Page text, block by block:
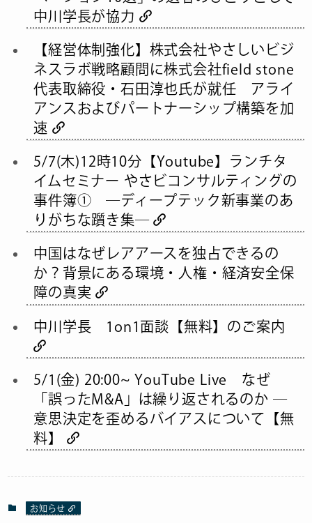
中川学長が協力
【経営体制強化】株式会社やさしいビジ
ネスラボ戦略顧問に株式会社field stone
代表取締役・石田淳也氏が就任 アライ
アンスおよびパートナーシップ構築を加
速
5/7(木)12時10分【Youtube】ランチタ
イムセミナー やさビコンサルティングの
事件簿① ―ディープテック新事業のあ
りがちな躓き集―
中国はなぜレアアースを独占できるの
か？背景にある環境・人権・経済安全保
障の真実
中川学長 1on1面談【無料】のご案内
5/1(金) 20:00~ YouTube Live なぜ
「誤ったM&A」は繰り返されるのか ―
意思決定を歪めるバイアスについて【無
料】
お知らせ